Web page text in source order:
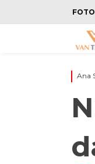
FOTO
Ana